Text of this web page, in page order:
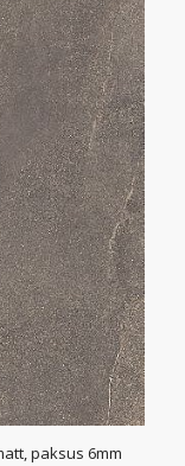
paksus 6mm